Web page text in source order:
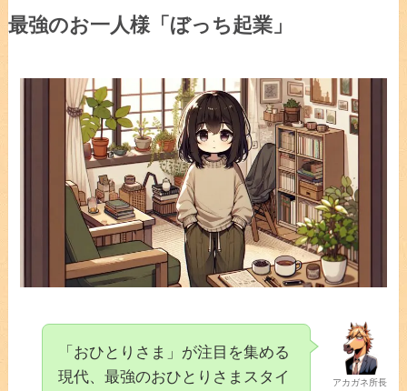
最強のお一人様「ぼっち起業」
アカガネ所長
「おひとりさま」が注目を集める
現代、最強のおひとりさまスタイ